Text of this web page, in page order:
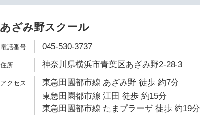
あざみ野スクール
045-530-3737
神奈川県横浜市青葉区あざみ野2-28-3
東急田園都市線 あざみ野 徒歩 約7分
東急田園都市線 江田 徒歩 約15分
東急田園都市線 たまプラーザ 徒歩 約19分